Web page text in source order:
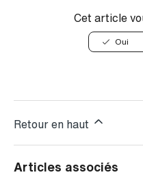
Cet article
Oui
Retour en haut
Articles associés